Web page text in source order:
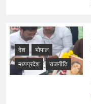
देश
भोपाल
मध्यप्रदेश
राजनीति